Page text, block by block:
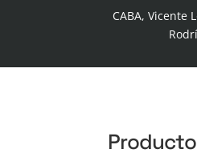
CABA, Vicente